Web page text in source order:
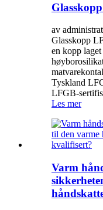
av
Glasskopp
en kopp
Tyskland
LFGB-
Les mer
Varm